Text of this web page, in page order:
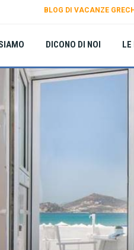
BLOG DI VACANZE
DICONO DI NOI LE